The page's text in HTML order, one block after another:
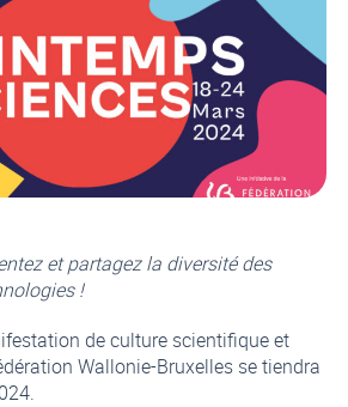
et partagez la diversité des
!
de culture scientifique et
Wallonie-Bruxelles se tiendra